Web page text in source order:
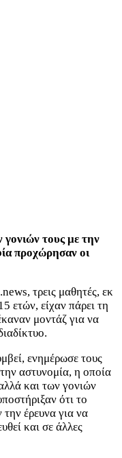
τους με την
προχώρησαν οι
τρεις μαθητές, εκ
ετών, είχαν πάρει τη
μοντάζ για να
ενημέρωσε τους
αστυνομία, η οποία
και των γονιών
ότι το
έρευνα για να
και σε άλλες